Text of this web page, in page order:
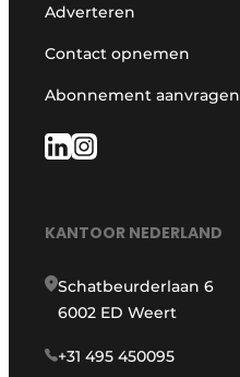
Adverteren
Contact opnemen
Abonnement aanvragen
KANTOOR NEDERLAND
Schatbeurderlaan 6
6002 ED Weert
+31 495 450095